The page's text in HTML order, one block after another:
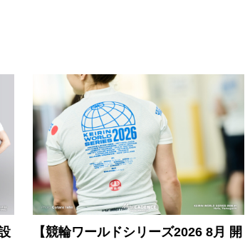
【競輪ワールドシリーズ2026 8月 開